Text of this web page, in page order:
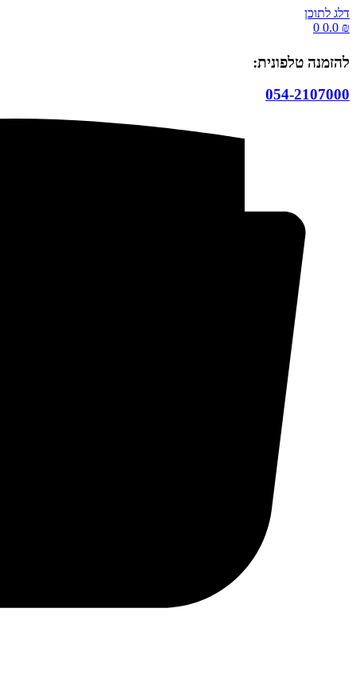
דלג לתוכן
0.0 ₪
0
להזמנה טלפונית:
054-2107000